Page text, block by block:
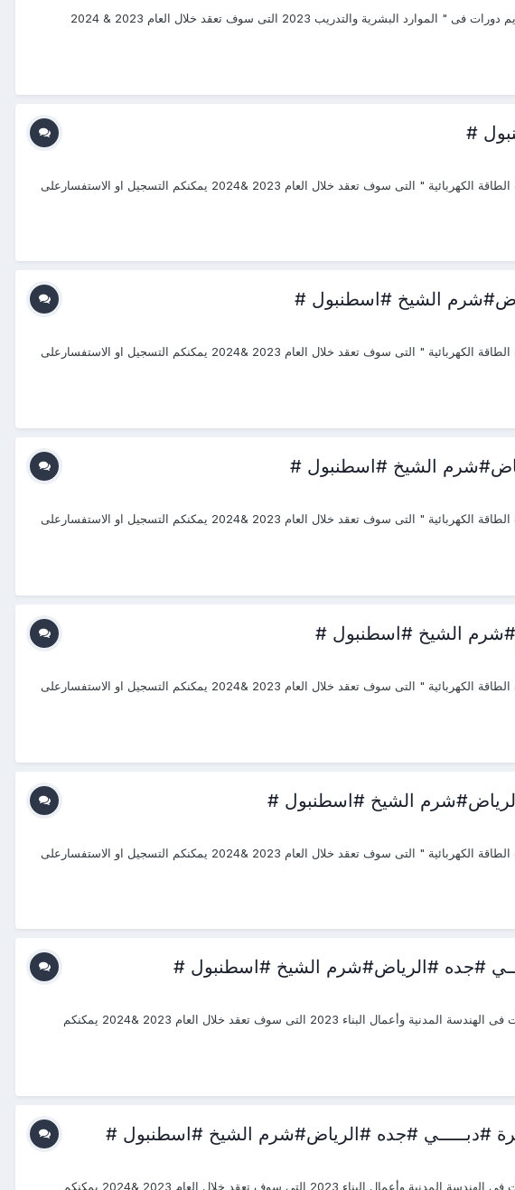
#دورات_2023_2024 #منتجع_التدريب_الدولى #ITR_Center بسم الله الرحمن الرحيم يتشرف منتجع التدريب الدولي ITR بتقديم دورات فى " الموارد البشرية والتدريب 2023 التى سوف تعقد خلال العام 2023 & 2024
#دورات_2023 #منتجع_التدريب_الدولى بسم الله الرحمن الرحيم يتشرف منتجع التدريب الدولي ITR بتقديم دورات فى " دورات الطاقة الكهربائية " التى سوف تعقد خلال العام 2023 &2024 يمكنكم التسجيل او الاستفسارعلى
#دورات_2023 #منتجع_التدريب_الدولى بسم الله الرحمن الرحيم يتشرف منتجع التدريب الدولي ITR بتقديم دورات فى " دورات الطاقة الكهربائية " التى سوف تعقد خلال العام 2023 &2024 يمكنكم التسجيل او الاستفسارعلى
#دورات_2023 #منتجع_التدريب_الدولى بسم الله الرحمن الرحيم يتشرف منتجع التدريب الدولي ITR بتقديم دورات فى " دورات الطاقة الكهربائية " التى سوف تعقد خلال العام 2023 &2024 يمكنكم التسجيل او الاستفسارعلى
#دورات_2023 #منتجع_التدريب_الدولى بسم الله الرحمن الرحيم يتشرف منتجع التدريب الدولي ITR بتقديم دورات فى " دورات الطاقة الكهربائية " التى سوف تعقد خلال العام 2023 &2024 يمكنكم التسجيل او الاستفسارعلى
#دورات_2023 #منتجع_التدريب_الدولى بسم الله الرحمن الرحيم يتشرف منتجع التدريب الدولي ITR بتقديم دورات فى " دورات الطاقة الكهربائية " التى سوف تعقد خلال العام 2023 &2024 يمكنكم التسجيل او الاستفسارعلى
_2023_2024 #منتجع_التدريب_الدولى #ITR_Center بسم الله الرحمن الرحيم يتشرف منتجع التدريب الدولي ITR بتقديم دورات فى الهندسة المدنية وأعمال البناء 2023 التى سوف تعقد خلال العام 2023 &2024 يمكنكم
_2023_2024 #منتجع_التدريب_الدولى #ITR_Center بسم الله الرحمن الرحيم يتشرف منتجع التدريب الدولي ITR بتقديم دورات فى الهندسة المدنية وأعمال البناء 2023 التى سوف تعقد خلال العام 2023 &2024 يمكنكم